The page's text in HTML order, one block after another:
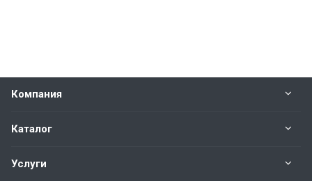
Компания
Каталог
Услуги